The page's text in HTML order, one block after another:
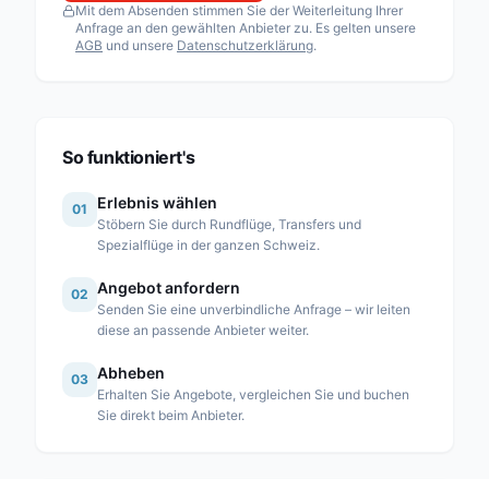
Fuchs Helikopter AG
Heli Sitterdorf AG / Heli Academy
Heli-TV SA
Linth Air Service AG
Mountain Flyers 80 Ltd
Partn’Air Management SA
Rose Helicopter AG
Simplon Air GmbH
Swiss Helicopter AG
Mit dem Absenden stimmen Sie der Weiterleitung Ihrer
Anfrage an den gewählten Anbieter zu. Es gelten unsere
AGB und unsere Datenschutzerklärung.
So funktioniert's
01 Erlebnis wählen
Stöbern Sie durch Rundflüge, Transfers und
Spezialflüge in der ganzen Schweiz.
02 Angebot anfordern
Senden Sie eine unverbindliche Anfrage – wir leiten
diese an passende Anbieter weiter.
03 Abheben
Erhalten Sie Angebote, vergleichen Sie und buchen
Sie direkt beim Anbieter.